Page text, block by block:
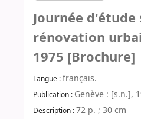
Journée d'étude
rénovation
1975 [Brochure]
Langue :français.
Publication : Genève : [s.n.],
Description :72 p. ; 30 cm